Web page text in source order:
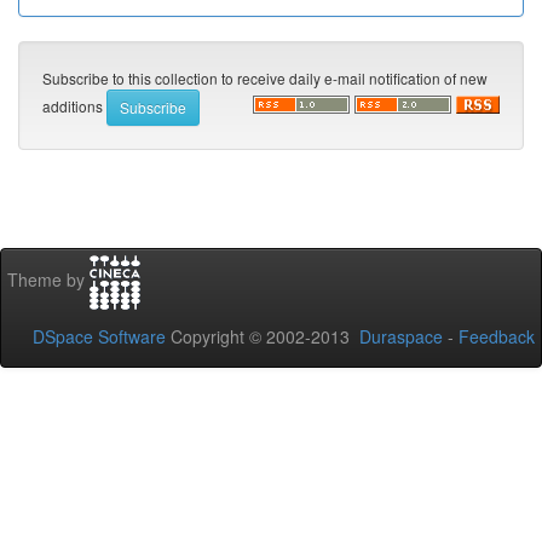
Subscribe to this collection to receive daily e-mail notification of new
additions
Theme by
DSpace Software Copyright © 2002-2013 Duraspace - Feedback